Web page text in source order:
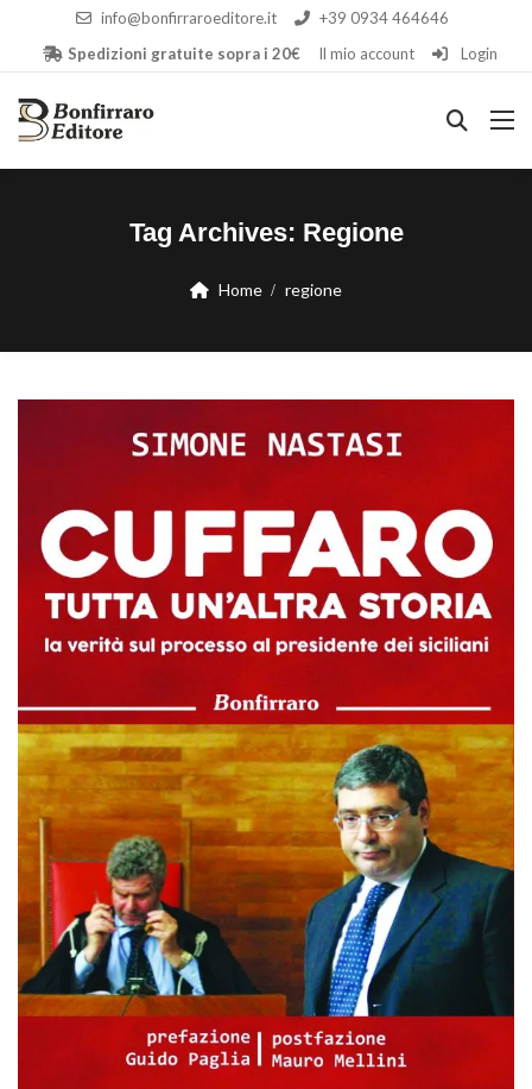
info@bonfirraroeditore.it
+39 0934 464646
Spedizioni gratuite sopra i 20€
Il mio account Login
Tag Archives: Regione
Home regione